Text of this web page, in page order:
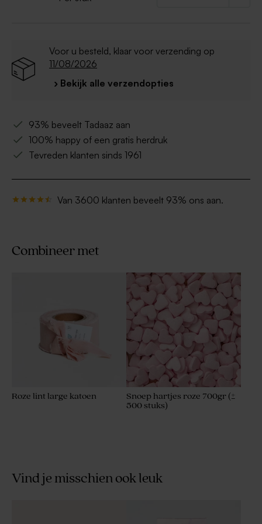
Ingrediënten : Sodium Chloride, Parfum, Aqua,
Hexylcinnamaldehyde, Eugenol, Citral.
Voor u besteld, klaar voor verzending op
11/08/2026
› Bekijk alle verzendopties
93% beveelt Tadaaz aan
100% happy of een gratis herdruk
Tevreden klanten sinds 1961
Van 3600 klanten beveelt 93% ons aan.
Combineer met
Roze lint large katoen
Snoep hartjes roze 700gr (±
500 stuks)
Vind je misschien ook leuk